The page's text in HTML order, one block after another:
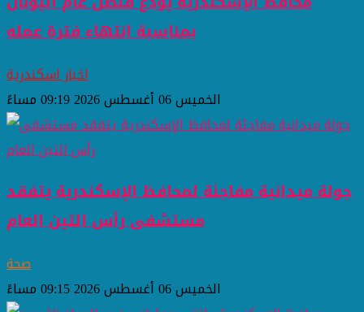
بمناسبة انتهاء فترة عمله
اخبار اسكندرية
الخميس 06 أغسطس 2026 09:19 مساءً
جولة ميدانية مفاجئة لمحافظ الإسكندرية يتفقد
مستشفى رأس التين العام
صحة
الخميس 06 أغسطس 2026 09:15 مساءً